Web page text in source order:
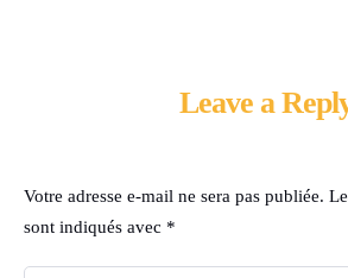
Leave a
Votre adresse e-mail ne sera pas publiée.
sont indiqués avec *